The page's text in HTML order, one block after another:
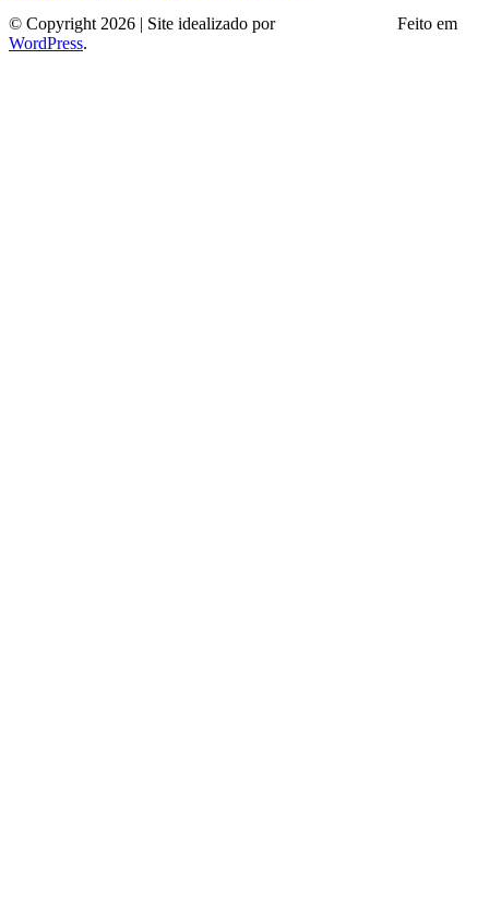
© Copyright 2026 | Site idealizado por
Feito em
WordPress.